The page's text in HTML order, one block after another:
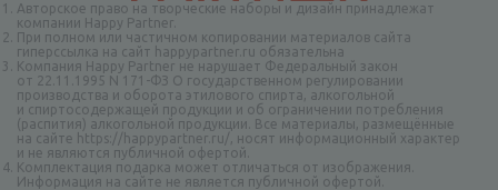
Авторское право на творческие наборы и дизайн принадлежат
компании Happy Partner.
При полном или частичном копировании материалов сайта
гиперссылка на сайт happypartner.ru обязательна
Компания Happy Partner не нарушает Федеральный закон
от 22.11.1995 N 171-ФЗ О государственном регулировании
производства и оборота этилового спирта, алкогольной
и спиртосодержащей продукции и об ограничении потребления
(распития) алкогольной продукции. Все материалы, размещённые
на сайте https://happypartner.ru/, носят информационный характер
и не являются публичной офертой.
Комплектация подарка может отличаться от изображения.
Информация на сайте не является публичной офертой.